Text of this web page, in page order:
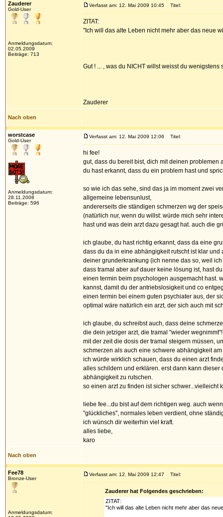
Zauderer
Gold-User
Anmeldungsdatum:
02.05.2009
Beiträge: 713
Verfasst am: 12. Mai 2009 10:45 Titel:
ZITAT:
"Ich will das alte Leben nicht mehr aber das neue
Gut ! ... , was du NICHT willst weisst du
Zauderer
Nach oben
worstcase
Gold-User
Anmeldungsdatum:
28.11.2008
Beiträge: 596
Verfasst am: 12. Mai 2009 12:06 Titel:
hi fee!
gut, dass du bereit bist, dich mit deinen
du hast erkannt, dass du ein problem hast und
so wie ich das sehe, sind das ja im moment zwei
allgemeine lebensunlust,
andererseits die ständigen schmerzen wg der
(natürlich nur, wenn du willst: würde mich sehr
hast und was dein arzt dazu gesagt hat. auch die
ich glaube, du hast richtig erkannt, dass da eine
dass du da in eine abhängigkeit rutscht ist klar
deiner grunderkrankung (ich nenne das so, weil
dass tramal aber auf dauer keine lösung ist, hast
einen termin beim psychologen ausgemacht hast.
kannst, damit du der antriebslosigkeit und co
einen termin bei einem guten psychiater aus, der
optimal wäre natürlich ein arzt, der sich auch mit
ich glaube, du schreibst auch, dass deine
die dein jetziger arzt, die tramal "wieder
mit der zeit die dosis der tramal steigern müssen,
schmerzen als auch eine schwere abhängigkeit
ich würde wirklich schauen, dass du einen arzt
alles schildern und erklären. erst dann kann
abhängigkeit zu rutschen.
so einen arzt zu finden ist sicher
liebe fee...du bist auf dem richtigen weg. auch
"glückliches", normales leben verdient, ohne
ich wünsch dir weiterhin viel kraft.
alles liebe,
karo
Nach oben
Fee78
Bronze-User
Anmeldungsdatum:
Verfasst am: 12. Mai 2009 12:47 Titel:
Zauderer hat Folgendes geschrieben:
ZITAT:
"Ich will das alte Leben nicht mehr aber das